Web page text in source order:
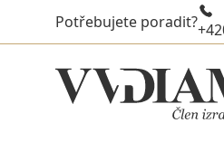
Potřebujete poradit?